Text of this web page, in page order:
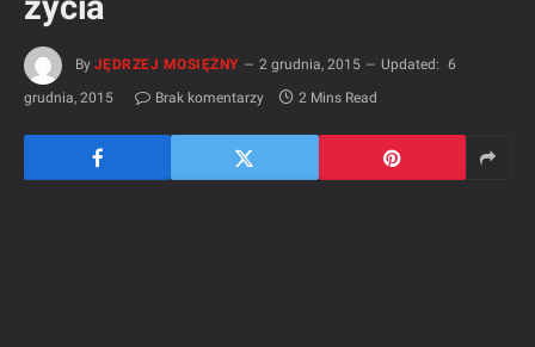
By JĘDRZEJ MOSIĘŻNY 2 grudnia, 2015 Updated: 6
grudnia, 2015
Brak komentarzy 2 Mins Read